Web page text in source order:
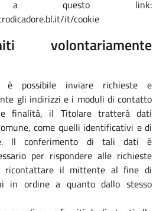
a questo link:
it/cookie
volontariamente
possibile inviare richieste e
gli indirizzi e i moduli di contatto
finalità, il Titolare tratterà dati
come quelli identificativi e di
Il conferimento di tali dati è
per rispondere alle richieste
ricontattare il mittente al fine di
in ordine a quanto dallo stesso